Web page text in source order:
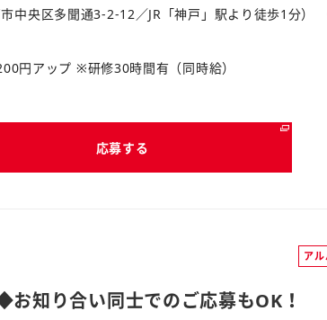
市中央区多聞通3-2-12／JR「神戸」駅より徒歩1分）
円アップ ※研修30時間有（同時給）
応募する
アル
知り合い同士でのご応募もOK！